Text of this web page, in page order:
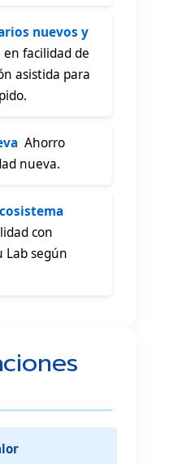
nuevos y
en facilidad de
asistida para
 Ahorro
nueva.
con
Lab según